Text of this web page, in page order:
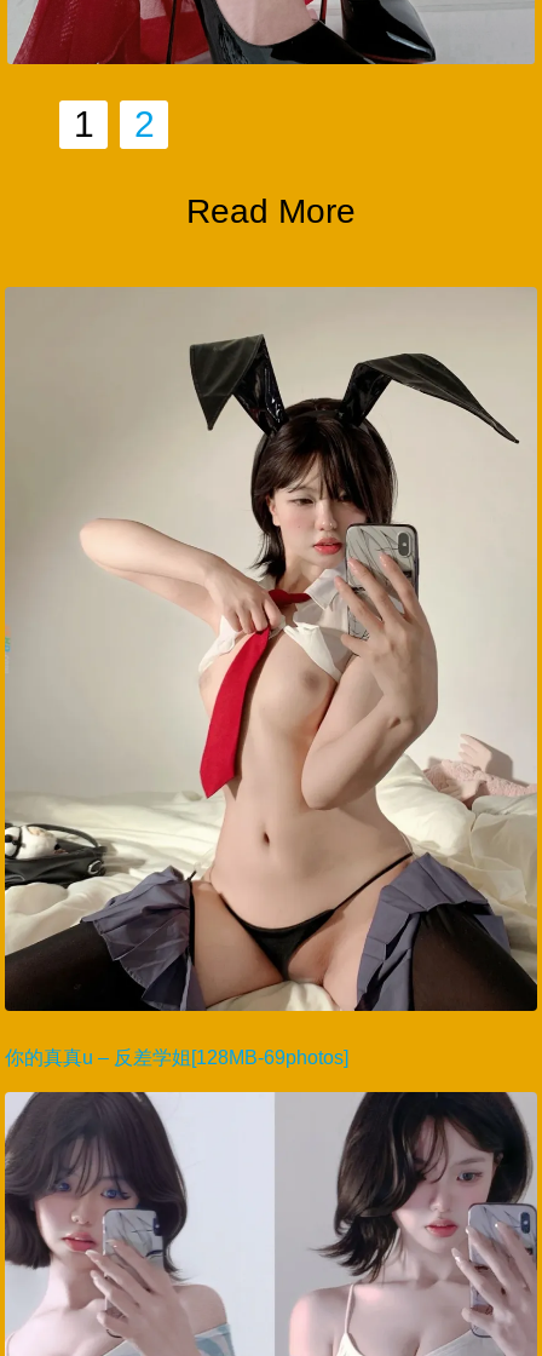
1 2
Read More
你的真真u – 反差学姐[128MB-69photos]